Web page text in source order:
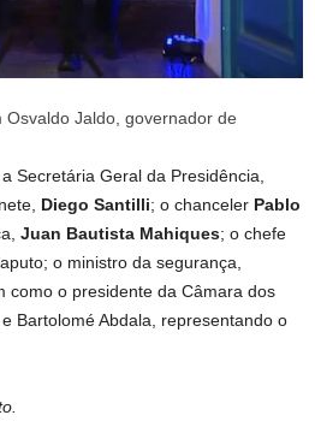
Jaldo, governador de
Secretária Geral da Presidência,
Diego Santilli; o chanceler Pablo
Juan Bautista Mahiques; o chefe
o ministro da segurança,
como o presidente da Câmara dos
Bartolomé Abdala, representando o